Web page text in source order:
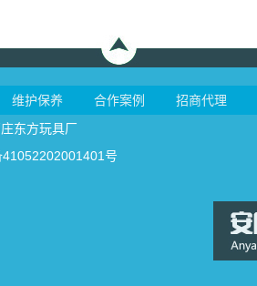
维护保养 合作案例 招商代理
东方玩具厂
号